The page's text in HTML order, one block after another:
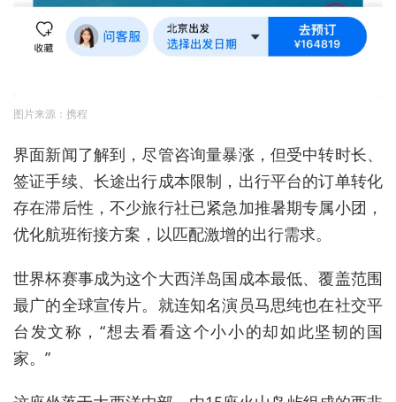
图片来源：携程
界面新闻了解到，尽管咨询量暴涨，但受中转时长、
签证手续、长途出行成本限制，出行平台的订单转化
存在滞后性，不少旅行社已紧急加推暑期专属小团，
优化航班衔接方案，以匹配激增的出行需求。
世界杯赛事成为这个大西洋岛国成本最低、覆盖范围
最广的全球宣传片。就连知名演员马思纯也在社交平
台发文称，“想去看看这个小小的却如此坚韧的国
家。”